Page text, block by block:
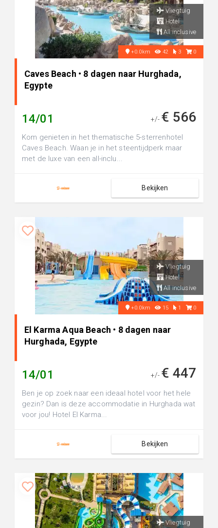
Vliegtuig
Hotel
All inclusive
+0.0km 42 3 0
Caves Beach • 8 dagen naar Hurghada,
Egypte
14/01 +/- € 566
Kom genieten in het thematische 5-sterrenhotel
Caves Beach. Waan je in het steentijdperk maar
met de luxe van een all-inclu...
Bekijken
Vliegtuig
Hotel
All inclusive
+0.0km 15 1 0
El Karma Aqua Beach • 8 dagen naar
Hurghada, Egypte
14/01 +/- € 447
Ben je op zoek naar een ideaal hotel voor het hele
gezin? Dan is deze accommodatie in Hurghada wat
voor jou! Hotel El Karma...
Bekijken
Vliegtuig